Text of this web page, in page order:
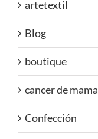
artetextil
Blog
boutique
cancer de mama
Confección